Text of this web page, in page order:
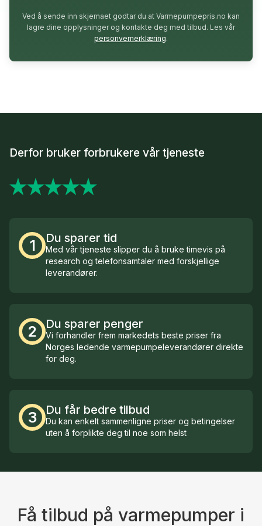
Ved å sende inn skjemaet godtar du at Varmepumpepris.no kan
lagre dine opplysninger og kontakte deg med tilbud. Les vår
personvernerklæring.
Derfor bruker forbrukere vår tjeneste
1 Du sparer tid
Med vår tjeneste slipper du å bruke timevis på
research og telefonsamtaler med forskjellige
leverandører.
2 Du sparer penger
Vi forhandler frem markedets beste priser fra
Norges ledende varmepumpeleverandører direkte
for deg.
3 Du får bedre tilbud
Du kan enkelt sammenligne priser og betingelser
uten å forplikte deg til noe som helst
Få tilbud på varmepumper i